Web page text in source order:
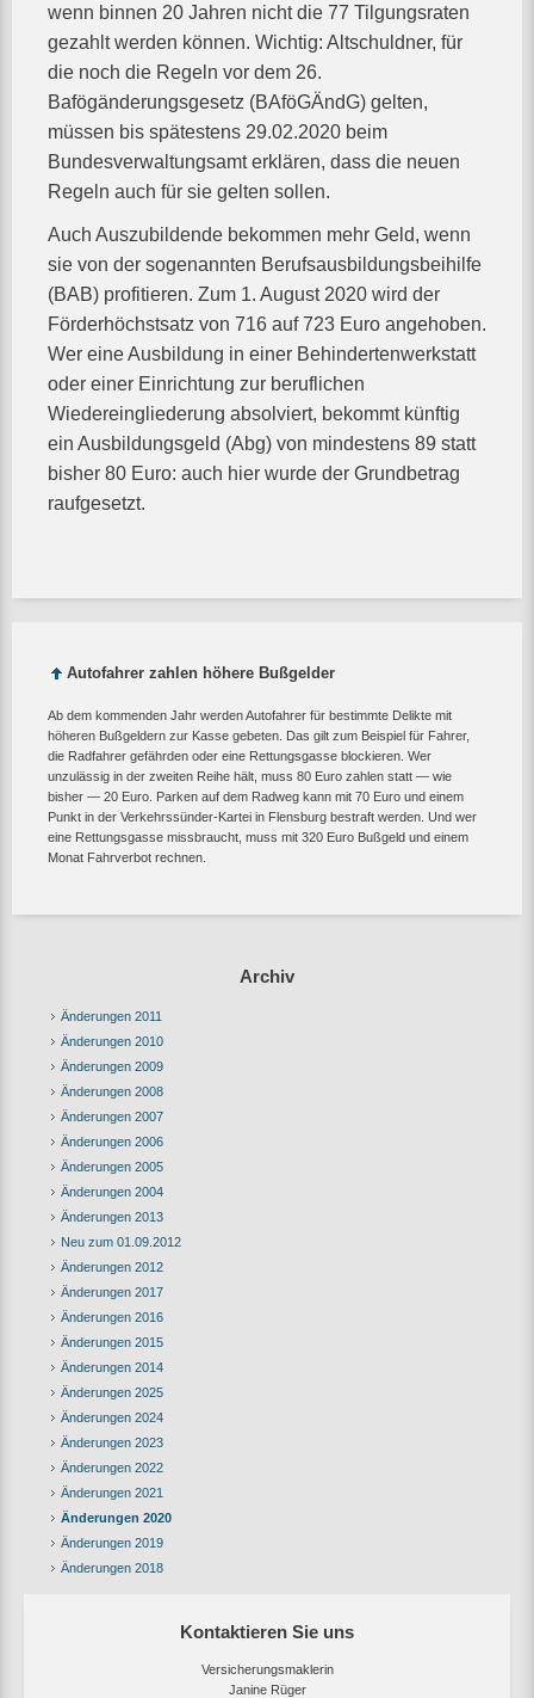
Archiv
Änderungen 2011
Änderungen 2010
Änderungen 2009
Änderungen 2008
Änderungen 2007
Änderungen 2006
Änderungen 2005
Änderungen 2004
Änderungen 2013
Neu zum 01.09.2012
Änderungen 2012
Änderungen 2017
Änderungen 2016
Änderungen 2015
Änderungen 2014
Änderungen 2025
Änderungen 2024
Änderungen 2023
Änderungen 2022
Änderungen 2021
Änderungen 2020
Änderungen 2019
Änderungen 2018
Kontaktieren Sie uns
Versicherungsmaklerin
Janine Rüger
wenn binnen 20 Jahren nicht die 77 Tilgungsraten
gezahlt werden können. Wichtig: Altschuldner, für
die noch die Regeln vor dem 26.
Bafögänderungsgesetz (BAföGÄndG) gelten,
müssen bis spätestens 29.02.2020 beim
Bundesverwaltungsamt erklären, dass die neuen
Regeln auch für sie gelten sollen.
Auch Auszubildende bekommen mehr Geld, wenn
sie von der sogenannten Berufsausbildungsbeihilfe
(BAB) profitieren. Zum 1. August 2020 wird der
Förderhöchstsatz von 716 auf 723 Euro angehoben.
Wer eine Ausbildung in einer Behindertenwerkstatt
oder einer Einrichtung zur beruflichen
Wiedereingliederung absolviert, bekommt künftig
ein Ausbildungsgeld (Abg) von mindestens 89 statt
bisher 80 Euro: auch hier wurde der Grundbetrag
raufgesetzt.
Autofahrer zahlen höhere Bußgelder
Ab dem kommenden Jahr werden Autofahrer für bestimmte Delikte mit
höheren Bußgeldern zur Kasse gebeten. Das gilt zum Beispiel für Fahrer,
die Radfahrer gefährden oder eine Rettungsgasse blockieren. Wer
unzulässig in der zweiten Reihe hält, muss 80 Euro zahlen statt — wie
bisher — 20 Euro. Parken auf dem Radweg kann mit 70 Euro und einem
Punkt in der Verkehrssünder-Kartei in Flensburg bestraft werden. Und wer
eine Rettungsgasse missbraucht, muss mit 320 Euro Bußgeld und einem
Monat Fahrverbot rechnen.